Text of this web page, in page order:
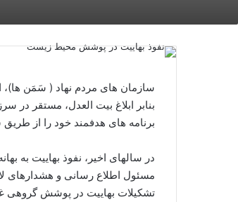
سازمان های مردم نهاد ( سَمَن­ ها)،
بنابر ابلاغ بیت العدل، مستقر در
برنامه­ های هدفمند خود را از
در سال­های اخیر، نفوذ بهاییت به
مسئول اطلاع رسانی و هشدارهای
تشکیلات بهاییت در پوشش گروهی